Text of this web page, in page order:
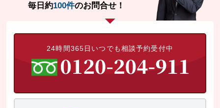
毎日約100件のお問合せ！
24時間365日いつでも相談予約受付中